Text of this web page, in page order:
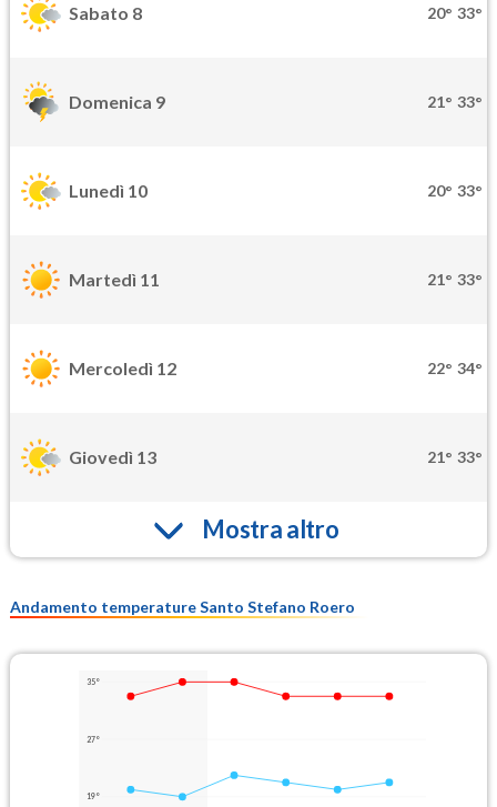
Sabato 8 20° 33°
Domenica 9 21° 33°
Lunedì 10 20° 33°
Martedì 11 21° 33°
Mercoledì 12 22° 34°
Giovedì 13 21° 33°
Mostra altro
Andamento temperature Santo Stefano Roero
35°
27°
19°